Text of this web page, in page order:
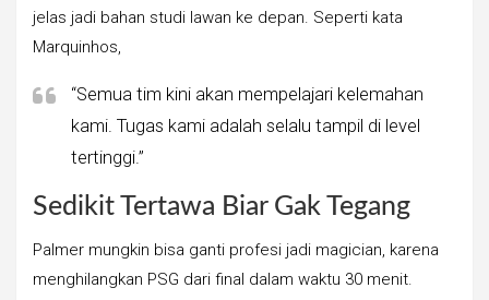
jelas jadi bahan studi lawan ke depan. Seperti kata
Marquinhos,
“Semua tim kini akan mempelajari kelemahan
kami. Tugas kami adalah selalu tampil di level
tertinggi.”
Sedikit Tertawa Biar Gak Tegang
Palmer mungkin bisa ganti profesi jadi magician, karena
menghilangkan PSG dari final dalam waktu 30 menit.